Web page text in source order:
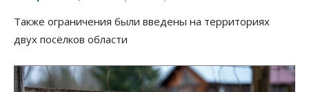
Также ограничения были введены на территориях
двух посёлков области